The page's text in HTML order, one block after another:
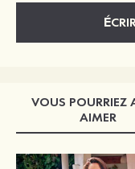
VOUS POURRIEZ
AIMER